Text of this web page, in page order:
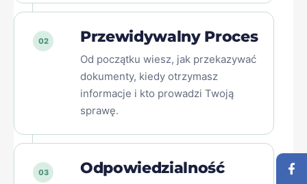
02 Przewidywalny Proces
Od początku wiesz, jak przekazywać
dokumenty, kiedy otrzymasz
informacje i kto prowadzi Twoją
sprawę.
03 Odpowiedzialność